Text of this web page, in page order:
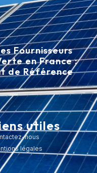
Fournisseurs
en France :
de Référence
utiles
nous
légales